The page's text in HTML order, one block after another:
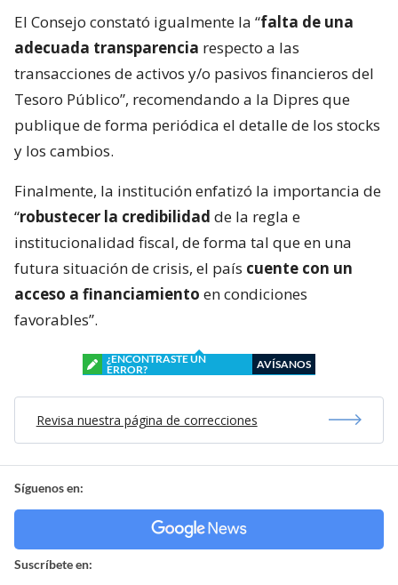
El Consejo constató igualmente la “falta de una
adecuada transparencia respecto a las
transacciones de activos y/o pasivos financieros del
Tesoro Público”, recomendando a la Dipres que
publique de forma periódica el detalle de los stocks
y los cambios.
Finalmente, la institución enfatizó la importancia de
“robustecer la credibilidad de la regla e
institucionalidad fiscal, de forma tal que en una
futura situación de crisis, el país cuente con un
acceso a financiamiento en condiciones
favorables”.
¿ENCONTRASTE UN
ERROR?
AVÍSANOS
Revisa nuestra página de correcciones
Síguenos en:
Suscríbete en: